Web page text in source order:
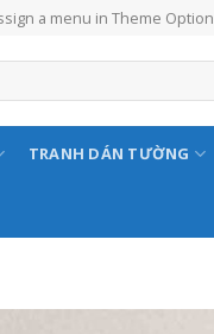
a menu in Theme
TRANH DÁN TƯỜNG